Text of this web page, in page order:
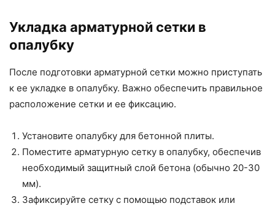
Укладка арматурной сетки в
опалубку
После подготовки арматурной сетки можно приступать
к ее укладке в опалубку. Важно обеспечить правильное
расположение сетки и ее фиксацию.
Установите опалубку для бетонной плиты.
Поместите арматурную сетку в опалубку, обеспечив
необходимый защитный слой бетона (обычно 20-30
мм).
Зафиксируйте сетку с помощью подставок или